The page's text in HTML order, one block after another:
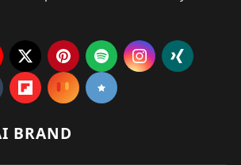
BRAND